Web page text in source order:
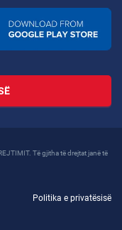
Të gjitha të drejtat janë të
Politika e privatësisë